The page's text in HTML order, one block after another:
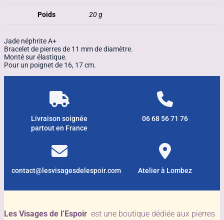
Poids 20 g
Jade néphrite A+
Bracelet de pierres de 11 mm de diamètre.
Monté sur élastique.
Pour un poignet de 16, 17 cm.
Livraison soignée
partout en France
06 68 56 71 76
contact@lesvisagesdelespoir.com Atelier à Lombez
Les Visages de l’Espoir est une boutique dédiée aux pierres